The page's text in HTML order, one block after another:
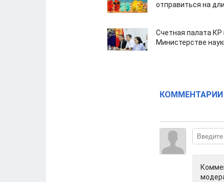
отправиться на
Счетная палата
Министерстве
КОММЕНТАРИИ